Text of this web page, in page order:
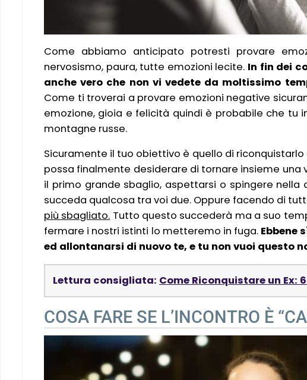
Come abbiamo anticipato potresti provare
nervosismo, paura, tutte emozioni lecite. In fin dei
anche vero che non vi vedete da moltissimo
Come ti troverai a provare emozioni negative
emozione, gioia e felicità quindi è probabile che tu
montagne russe.
Sicuramente il tuo obiettivo è quello di
possa finalmente desiderare di tornare insieme una
il primo grande sbaglio, aspettarsi o spingere
succeda qualcosa tra voi due. Oppure facendo di
più sbagliato. Tutto questo succederà ma a suo
fermare i nostri istinti lo metteremo in fuga. Ebbene
ed allontanarsi di nuovo te, e tu non vuoi questo
Lettura consigliata: Come Riconquistare un Ex:
COSA FARE SE L’INCONTRO È